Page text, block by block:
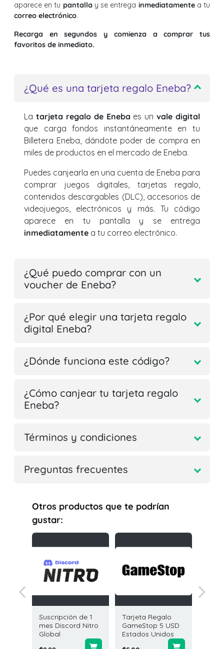
aparece en tu pantallay se entrega inmediatamentea tu
correo electrónico.
Recarga en segundos y comienza a comprar tus
favoritos de inmediato.
¿Qué es una tarjeta regalo Eneba?
La tarjeta regalo de Eneba es unvale digital
que carga fondos instantáneamente en tu
Billetera Eneba, dándote poder de compra en
miles de productos en el mercado de Eneba.
Puedes canjearla en una cuenta de Eneba para
comprar juegos digitales, tarjetas regalo,
contenidos descargables (DLC), accesorios de
videojuegos, electrónicos y más. Tu código
aparece en tu pantalla y se entrega
inmediatamente a tu correo electrónico.
¿Qué puedo comprar con un
voucher de Eneba?
¿Por qué elegir una tarjeta regalo
digital Eneba?
¿Dónde funciona este código?
¿Cómo canjear tu tarjeta regalo
Eneba?
Términos y condiciones
Preguntas frecuentes
Otros productos que te podrían
gustar:
Suscripción de 1
mes Discord Nitro
Global
Tarjeta Regalo
GameStop 5 USD
Estados Unidos